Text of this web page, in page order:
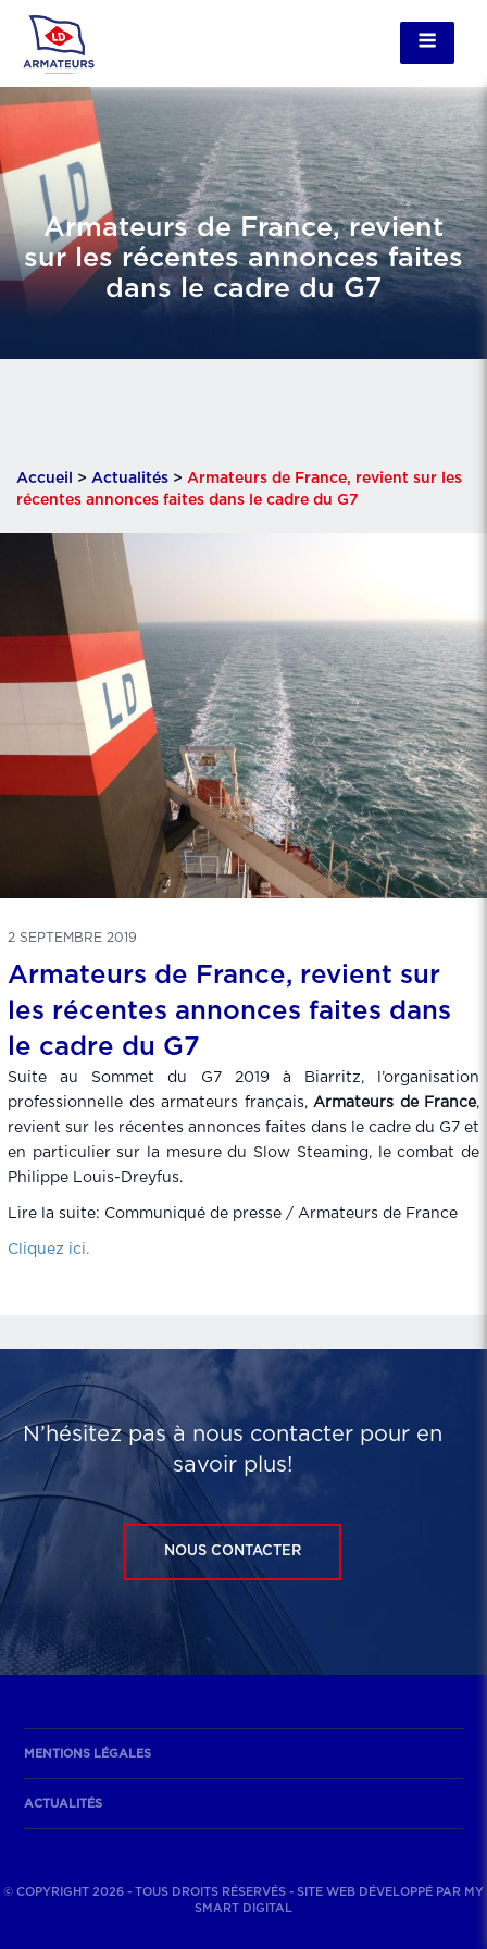
Armateurs de France, revient
sur les récentes annonces faites
dans le cadre du G7
Accueil > Actualités > Armateurs de France, revient sur les
récentes annonces faites dans le cadre du G7
2 SEPTEMBRE 2019
Armateurs de France, revient sur
les récentes annonces faites dans
le cadre du G7
Suite au Sommet du G7 2019 à Biarritz, l’organisation
professionnelle des armateurs français, Armateurs de France,
revient sur les récentes annonces faites dans le cadre du G7 et
en particulier sur la mesure du Slow Steaming, le combat de
Philippe Louis-Dreyfus.
Lire la suite: Communiqué de presse / Armateurs de France
Cliquez ici.
N’hésitez pas à nous contacter pour en
savoir plus!
NOUS CONTACTER
MENTIONS LÉGALES
ACTUALITÉS
© COPYRIGHT 2026 - TOUS DROITS RÉSERVÉS - SITE WEB DÉVELOPPÉ PAR MY
SMART DIGITAL